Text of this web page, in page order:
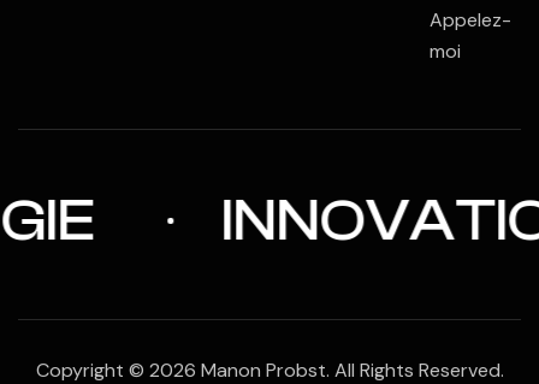
Appelez-
moi
Copyright © 2026 Manon Probst. All Rights Reserved.